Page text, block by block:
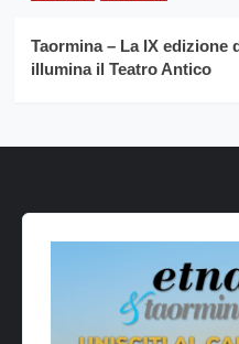
Taormina – La IX edizione
illumina il Teatro Antico